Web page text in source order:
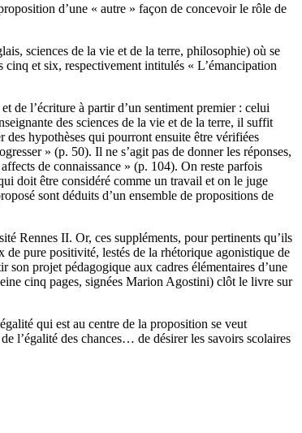
d’une « autre » façon de concevoir le rôle de
sciences de la vie et de la terre, philosophie) où se
cinq et six, respectivement intitulés « L’émancipation
de l’écriture à partir d’un sentiment premier : celui
des sciences de la vie et de la terre, il suffit
hypothèses qui pourront ensuite être vérifiées
» (p. 50). Il ne s’agit pas de donner les réponses,
de connaissance » (p. 104). On reste parfois
doit être considéré comme un travail et on le juge
sont déduits d’un ensemble de propositions de
Rennes II. Or, ces suppléments, pour pertinents qu’ils
de pure positivité, lestés de la rhétorique agonistique de
projet pédagogique aux cadres élémentaires d’une
cinq pages, signées Marion Agostini) clôt le livre sur
qui est au centre de la proposition se veut
l’égalité des chances… de désirer les savoirs scolaires